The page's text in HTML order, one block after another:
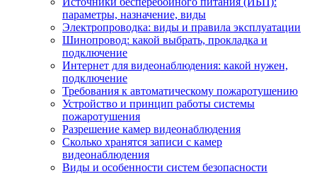
параметры, назначение, виды
Электропроводка: виды и правила эксплуатации
Шинопровод: какой выбрать, прокладка и
подключение
Интернет для видеонаблюдения: какой нужен,
подключение
Требования к автоматическому пожаротушению
Устройство и принцип работы системы
пожаротушения
Разрешение камер видеонаблюдения
Сколько хранятся записи с камер
видеонаблюдения
Виды и особенности систем безопасности